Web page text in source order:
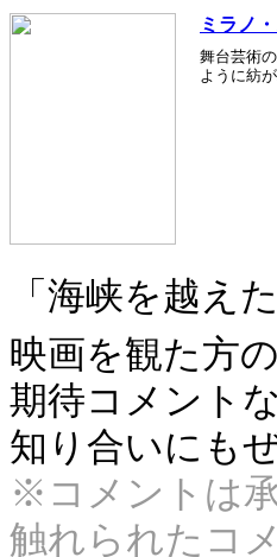
ミラノ
舞台芸術
ように紡
「海峡を越え
映画を観た方
期待コメント
知り合いにも
※コメントは
触れられたコ